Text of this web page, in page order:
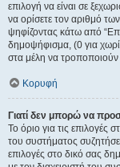
επιλογή να είναι σε
να ορίσετε τον αριθμό
ψηφίζοντας κάτω από
δημοψήφισμα, (0 για
στα μέλη να
Κορυφή
Γιατί δεν μπορώ να
Το όριο για τις επιλογές
του συστήματος
επιλογές στο δικό σας